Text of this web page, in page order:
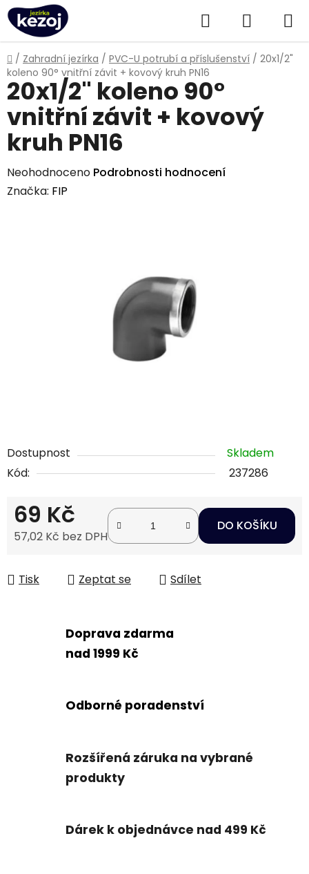
Přejít
na
obsah
Hledat
KOŠÍK
Domů
/ Zahradní jezírka / PVC-U potrubí a příslušenství / 20x1/2"
koleno 90° vnitřní závit + kovový kruh PN16
Dostupnost
Skladem
Kód:
237286
69 Kč
57,02 Kč bez DPH
DO KOŠÍKU
Tisk Zeptat se Sdílet
20x1/2" koleno 90°
vnitřní závit + kovový
kruh PN16
Průměrné
hodnocení
Neohodnoceno Podrobnosti hodnocení
Značka: FIP
Doprava zdarma
nad 1999 Kč
Odborné poradenství
Rozšířená záruka na vybrané
produkty
Dárek k objednávce nad 499 Kč